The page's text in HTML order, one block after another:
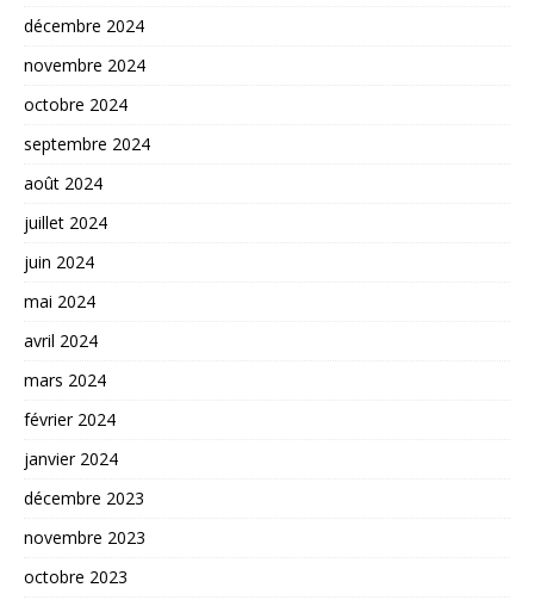
décembre 2024
novembre 2024
octobre 2024
septembre 2024
août 2024
juillet 2024
juin 2024
mai 2024
avril 2024
mars 2024
février 2024
janvier 2024
décembre 2023
novembre 2023
octobre 2023